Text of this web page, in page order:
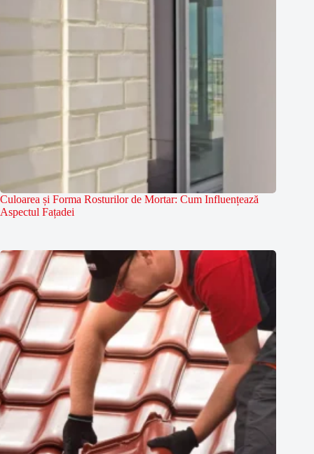
Culoarea și Forma Rosturilor de Mortar: Cum Influențează
Aspectul Fațadei